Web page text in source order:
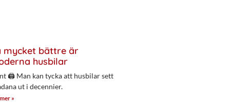
mycket bättre är
husbilar
🖨 Man kan tycka att husbilar sett
ut i decennier.
»